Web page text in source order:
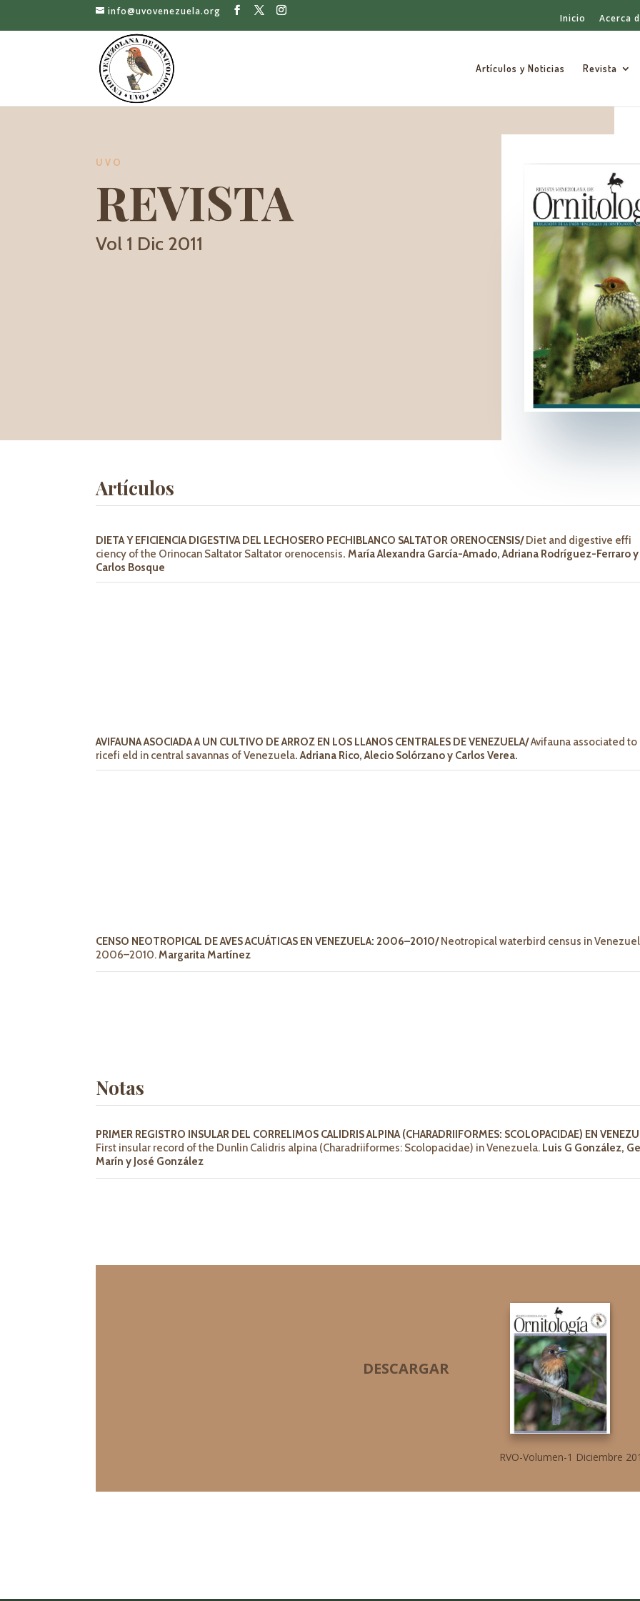
info@uvovenezuela.org
Inicio Acerca
Artículos y Noticias Revista
UVO
REVISTA
Vol 1 Dic 2011
Artículos
DIETA Y EFICIENCIA DIGESTIVA DEL LECHOSERO PECHIBLANCO SALTATOR ORENOCENSIS/Diet and digestive effi
ciency of the Orinocan Saltator Saltator orenocensis. María Alexandra García-Amado, Adriana Rodríguez-Ferraro y
Carlos Bosque
AVIFAUNA ASOCIADA A UN CULTIVO DE ARROZ EN LOS LLANOS CENTRALES DE VENEZUELA/Avifauna associated to
ricefi eld in central savannas of Venezuela. Adriana Rico, Alecio Solórzano y Carlos Verea.
CENSO NEOTROPICAL DE AVES ACUÁTICAS EN VENEZUELA: 2006–2010/Neotropical waterbird census in
2006–2010.Margarita Martínez
Notas
PRIMER REGISTRO INSULAR DEL CORRELIMOS CALIDRIS ALPINA (CHARADRIIFORMES: SCOLOPACIDAE) EN
First insular record of the Dunlin Calidris alpina (Charadriiformes: Scolopacidae) in Venezuela. Luis G González,
Marín y José González
DESCARGAR
RVO-Volumen-1 Diciembre